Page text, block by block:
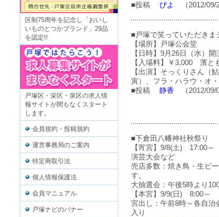
区制75周年を記念し「おいし
いものとつかブランド」29品
を認定!!
戸塚区・栄区・泉区の求人情
報サイトが間もなくスタート
します。
会員規約・投稿規約
運営事務局のご案内
特定商取引法
個人情報保護法
会員マニュアル
戸塚ナビのバナー
■投稿
ぴよ （2012/09/
■戸塚で笑っていただきま
【場所】戸塚公会堂
【日時】9月26日（水）開
【入場料】￥3,000 濱と
【出演】そっくりさん（
寅）、フラ・ハラウ・オ
■投稿
静香 （2012/09/
■下倉田八幡神社秋祭り
【宵宮】9/8(土) 17:00～
演芸大会など
売店多数：焼き鳥・生ビ
す。
大抽選会：午後5時より
【本宮】9/9(日) 8:00～
宮出し：午前8時～各自治
入り